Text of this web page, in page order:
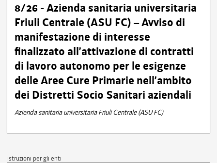
8/26 - Azienda sanitaria universitaria
Friuli Centrale (ASU FC) – Avviso di
manifestazione di interesse
finalizzato all’attivazione di contratti
di lavoro autonomo per le esigenze
delle Aree Cure Primarie nell’ambito
dei Distretti Socio Sanitari aziendali
Azienda sanitaria universitaria Friuli Centrale (ASU FC)
istruzioni per gli enti